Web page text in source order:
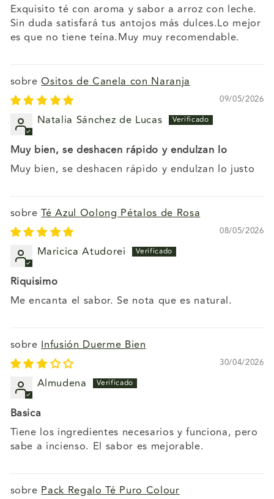
Exquisito té con aroma y sabor a arroz con leche.
Sin duda satisfará tus antojos más dulces.Lo mejor
es que no tiene teína.Muy muy recomendable.
Ositos de Canela con Naranja
09/05/2026
Natalia Sánchez de Lucas
Muy bien, se deshacen rápido y endulzan lo
Muy bien, se deshacen rápido y endulzan lo justo
Té Azul Oolong Pétalos de Rosa
08/05/2026
Maricica Atudorei
Riquisimo
Me encanta el sabor. Se nota que es natural.
Infusión Duerme Bien
30/04/2026
Almudena
Basica
Tiene los ingredientes necesarios y funciona, pero
sabe a incienso. El sabor es mejorable.
Pack Regalo Té Puro Colour